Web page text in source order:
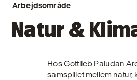
Arbejdsområde
Natur &
Hos Gottlieb Paludan
samspillet mellem natur,